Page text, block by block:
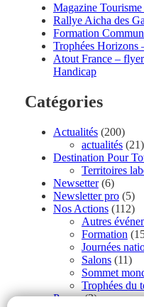
Magazine
Rallye Aicha des
Formation
Trophées Horizons
Atout France –
Handicap
Catégories
Actualités(200)
actualités(21)
Destination Pour
Territoires
Newsetter(6)
Newsletter pro(5)
Nos Actions(112)
Autres
Formation
Journées
Salons(11)
Sommet
Trophées du
Presse(3)